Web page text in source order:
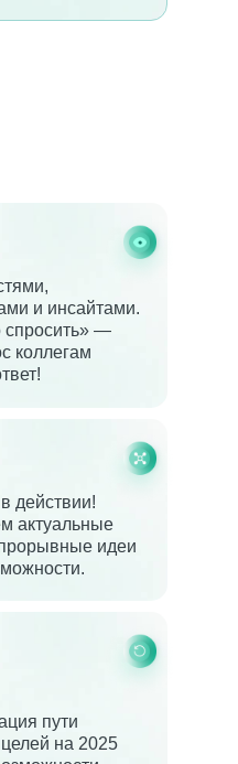
и инсайтами.
спросить» —
коллегам
пути
на 2025
действии!
актуальные
идеи